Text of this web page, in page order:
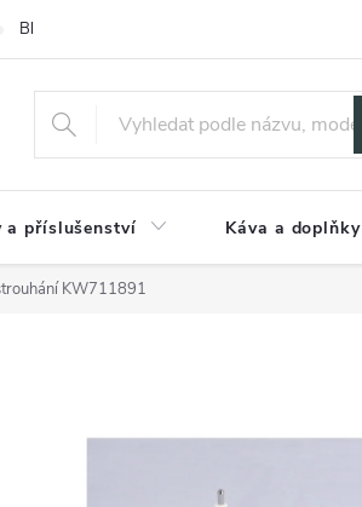
Blog
a příslušenství Káva a doplňky
KW711891